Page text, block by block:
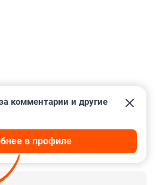
комментарии и другие
в профиле